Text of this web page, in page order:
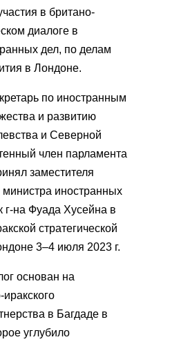
в британо-
диалоге в
дел, по делам
в Лондоне.
по иностранным
и развитию
и Северной
член парламента
заместителя
иностранных
г-на Фуада Хусейна в
стратегической
3–4 июля 2023 г.
основан на
в Багдаде в
углубило